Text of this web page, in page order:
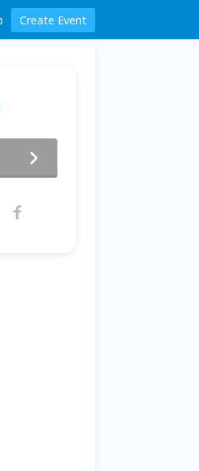
Create Event
- 01.17